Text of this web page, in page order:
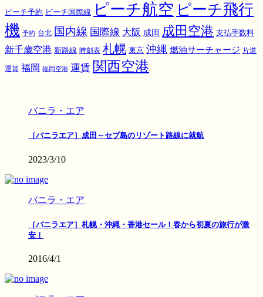
ピーチ予約 ピーチ国際線 ピーチ航空 ピーチ飛行
機 予約 台北 国内線 国際線 大阪 成田 成田空港 支払手数料
新千歳空港 新路線 時刻表 札幌 東京 沖縄 燃油サーチャージ 片道
運賃 福岡 福岡空港 運賃 関西空港
バニラ・エア
［バニラエア］成田～セブ島のリゾート路線に就航
2023/3/10
バニラ・エア
［バニラエア］札幌・沖縄・香港セール！春から初夏の旅行が激
安！
2016/4/1